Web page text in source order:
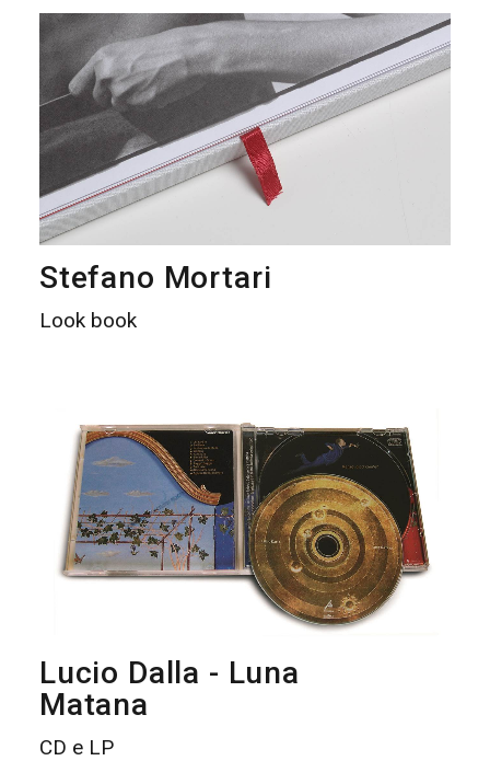
Stefano Mortari
Look book
Lucio Dalla - Luna
Matana
CD e LP